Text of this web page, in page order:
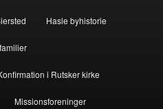
Hasle byhistorie
i Rutsker kirke
Missionsforeninger